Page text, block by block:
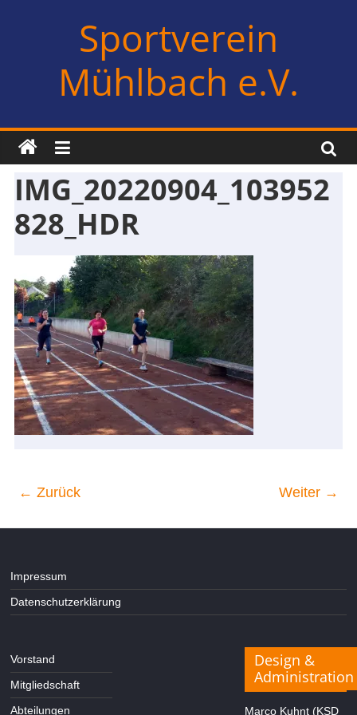
Sportverein
Mühlbach e.V.
IMG_20220904_103952
828_HDR
← Zurück Weiter →
Impressum
Datenschutzerklärung
Vorstand
Mitgliedschaft
Abteilungen
Design &
Administration
Marco Kuhnt (KSD